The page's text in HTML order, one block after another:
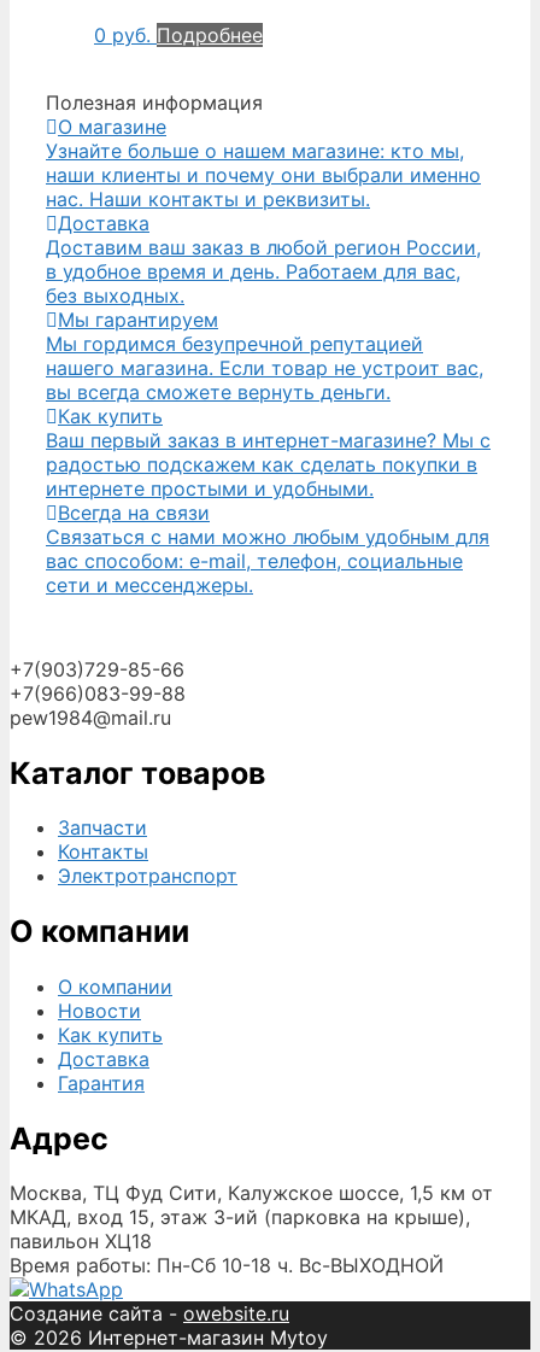
0 руб. Подробнее
Полезная информация
О магазине
Узнайте больше о нашем магазине: кто мы,
наши клиенты и почему они выбрали именно
нас. Наши контакты и реквизиты.
Доставка
Доставим ваш заказ в любой регион России,
в удобное время и день. Работаем для вас,
без выходных.
Мы гарантируем
Мы гордимся безупречной репутацией
нашего магазина. Если товар не устроит вас,
вы всегда сможете вернуть деньги.
Как купить
Ваш первый заказ в интернет-магазине? Мы с
радостью подскажем как сделать покупки в
интернете простыми и удобными.
Всегда на связи
Связаться с нами можно любым удобным для
вас способом: e-mail, телефон, социальные
сети и мессенджеры.
+7(903)729-85-66
+7(966)083-99-88
pew1984@mail.ru
Каталог товаров
Запчасти
Контакты
Электротранспорт
О компании
О компании
Новости
Как купить
Доставка
Гарантия
Адрес
Москва, ТЦ Фуд Сити, Калужское шоссе, 1,5 км от
МКАД, вход 15, этаж 3-ий (парковка на крыше),
павильон ХЦ18
Время работы: Пн-Сб 10-18 ч. Вс-ВЫХОДНОЙ
Создание сайта - owebsite.ru
© 2026 Интернет-магазин Mytoy